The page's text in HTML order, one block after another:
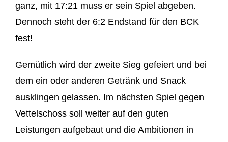
ganz, mit 17:21 muss er sein Spiel abgeben.
Dennoch steht der 6:2 Endstand für den BCK
fest!
Gemütlich wird der zweite Sieg gefeiert und bei
dem ein oder anderen Getränk und Snack
ausklingen gelassen. Im nächsten Spiel gegen
Vettelschoss soll weiter auf den guten
Leistungen aufgebaut und die Ambitionen in